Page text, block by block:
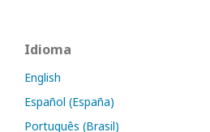
Idioma
English
Español (España)
Português (Brasil)